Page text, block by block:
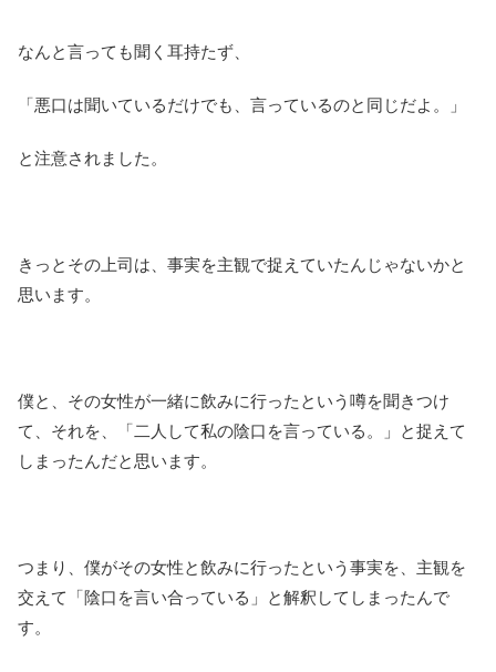
なんと言っても聞く耳持たず、
「悪口は聞いているだけでも、言っているのと同じだよ。」
と注意されました。
きっとその上司は、事実を主観で捉えていたんじゃないかと
思います。
僕と、その女性が一緒に飲みに行ったという噂を聞きつけ
て、それを、「二人して私の陰口を言っている。」と捉えて
しまったんだと思います。
つまり、僕がその女性と飲みに行ったという事実を、主観を
交えて「陰口を言い合っている」と解釈してしまったんで
す。